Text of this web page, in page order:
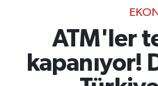
ATM'ler
kapanıyor!
Süper Lig Puan
Tüm Manşetler